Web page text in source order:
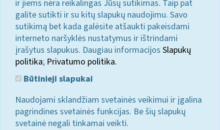
ir jiems nėra reikalingas Jūsų sutikimas. Taip pat
galite sutikti ir su kitų slapukų naudojimu. Savo
sutikimą bet kada galėsite atšaukti pakeisdami
interneto naršyklės nustatymus ir ištrindami
įrašytus slapukus. Daugiau informacijos Slapukų
politika; Privatumo politika.
Būtinieji slapukai
Naudojami sklandžiam svetainės veikimui ir įgalina
pagrindines svetainės funkcijas. Be šių slapukų
svetainė negali tinkamai veikti.